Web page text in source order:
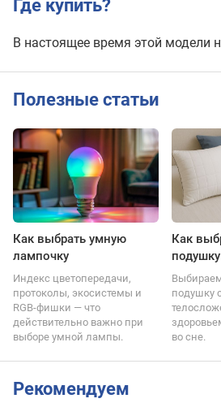
Где купить?
В настоящее время этой модели
Полезные статьи
Как выбрать умную
лампочку
Индекс цветопередачи,
протоколы, экосистемы и
RGB-фишки — что
действительно важно при
выборе умной лампы.
Как
подушку
во сне.
Рекомендуем